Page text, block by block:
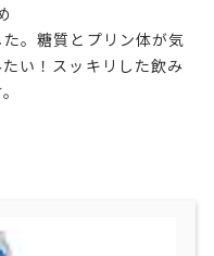
。糖質とプリン体が気
い！スッキリした飲み